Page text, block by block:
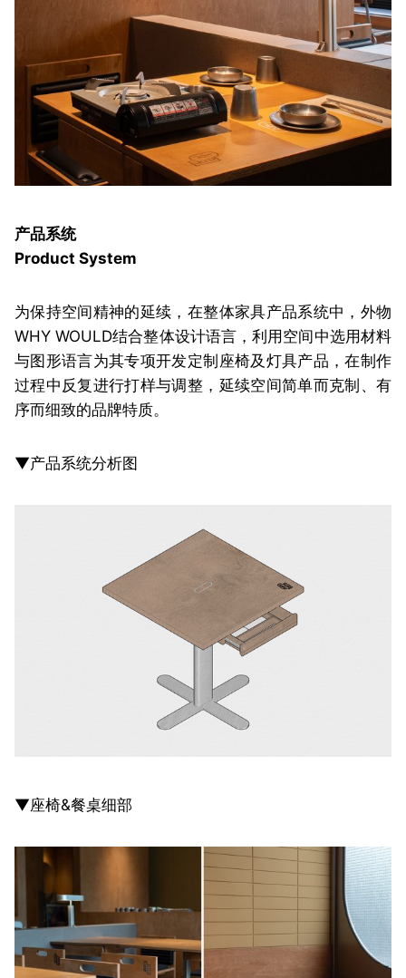
产品系统
Product System
为保持空间精神的延续，在整体家具产品系统中，外物
WHY WOULD结合整体设计语言，利用空间中选用材料
与图形语言为其专项开发定制座椅及灯具产品，在制作
过程中反复进行打样与调整，延续空间简单而克制、有
序而细致的品牌特质。
▼产品系统分析图
▼座椅&餐桌细部